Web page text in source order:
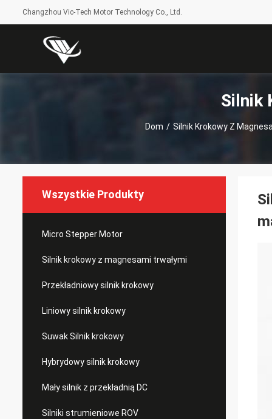
Changzhou Vic-Tech Motor Technology Co., Ltd.
Silnik
Dom / Silnik Krokowy Z
Wszystkie Produkty
Micro Stepper Motor
Silnik krokowy z magnesami trwałymi
Przekładniowy silnik krokowy
Liniowy silnik krokowy
Suwak Silnik krokowy
Hybrydowy silnik krokowy
Mały silnik z przekładnią DC
Silniki strumieniowe ROV